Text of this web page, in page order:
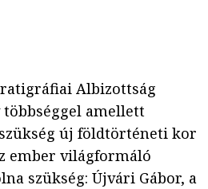
Albizottság
amellett
új földtörténeti kor
ember világformáló
szükség: Újvári Gábor, a